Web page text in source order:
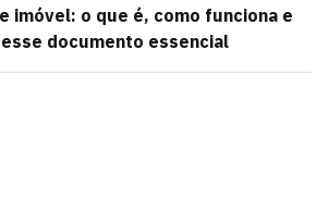
imóvel: o que é, como funciona e
documento essencial